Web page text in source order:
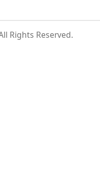
Rights Reserved.